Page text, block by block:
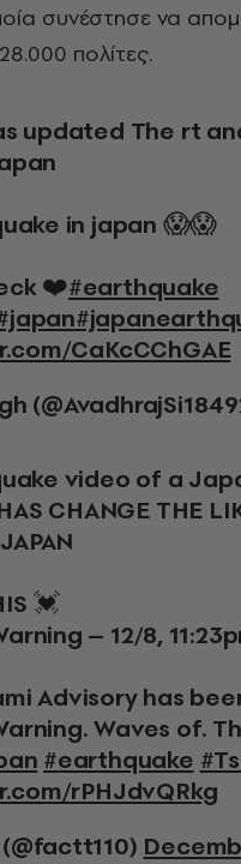
συνέστησε να
πολίτες.
in japan 😱😱
❤️#earthquake
CaKcCChGAE
video of a
CHANGE THE
💓
– 12/8,
Advisory has
Waves of.
#earthquake
rPHJdvQRkg